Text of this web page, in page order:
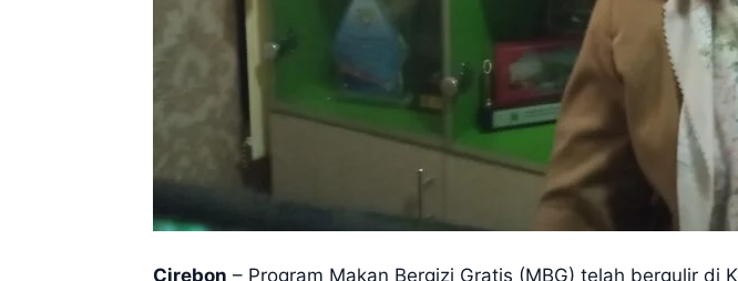
Cirebon – Program Makan Bergizi Gratis (MBG) telah bergulir di